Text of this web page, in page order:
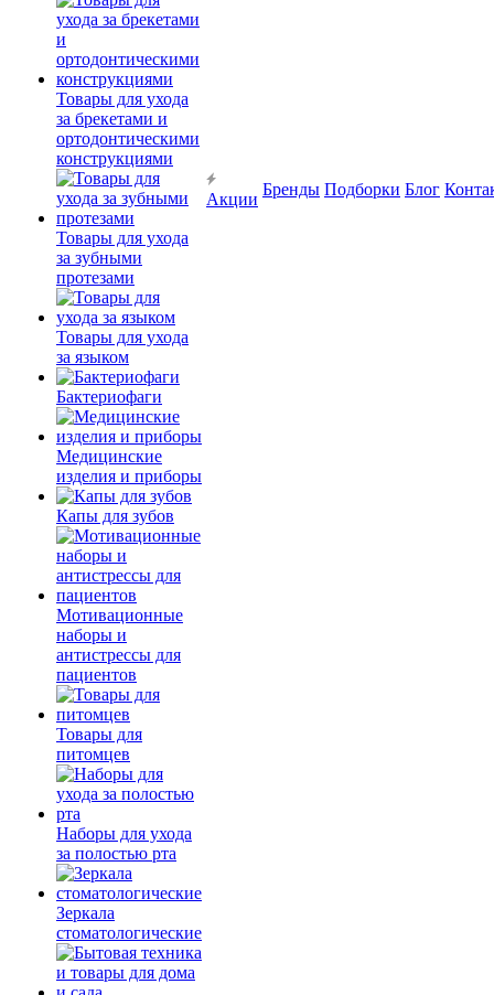
Товары для ухода
за брекетами и
ортодонтическими
конструкциями
Товары для ухода
за зубными
протезами
Товары для ухода
за языком
Бактериофаги
Медицинские
изделия и приборы
Капы для зубов
Мотивационные
наборы и
антистрессы для
пациентов
Товары для
питомцев
Наборы для ухода
за полостью рта
Зеркала
стоматологические
Акции
Бренды Подборки Блог